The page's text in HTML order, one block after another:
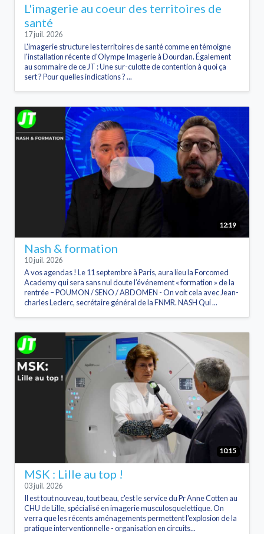
L'imagerie au coeur des territoires de
santé
17 juil. 2026
L'imagerie structure les territoires de santé comme en témoigne
l'installation récente d'Olympe Imagerie à Dourdan. Également
au sommaire de ce JT : Une sur-culotte de contention à quoi ça
sert ? Pour quelles indications ? ...
12:19
Nash & formation
10 juil. 2026
A vos agendas ! Le 11 septembre à Paris, aura lieu la Forcomed
Academy qui sera sans nul doute l’événement « formation » de la
rentrée – POUMON / SENO / ABDOMEN - On voit cela avec Jean-
charles Leclerc, secrétaire général de la FNMR. NASH Qui ...
10:15
MSK : Lille au top !
03 juil. 2026
Il est tout nouveau, tout beau, c'est le service du Pr Anne Cotten au
CHU de Lille, spécialisé en imagerie musculosquelettique. On
verra que les récents aménagements permettent l'explosion de la
pratique interventionnelle - organisation en circuits...